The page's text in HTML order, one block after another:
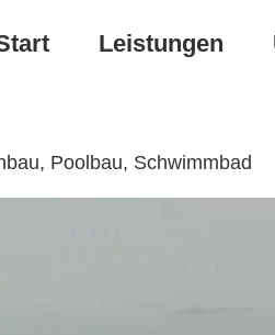
Leistungen
Poolbau, Schwimmbad